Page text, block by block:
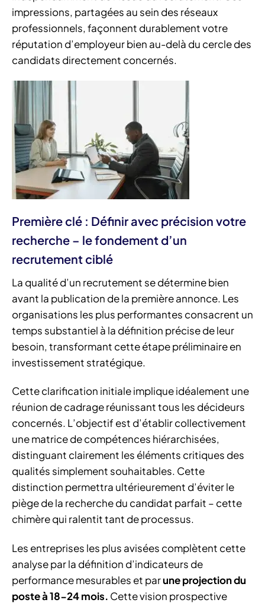
impressions, partagées au sein des réseaux
professionnels, façonnent durablement votre
réputation d’employeur bien au-delà du cercle des
candidats directement concernés.
Première clé : Définir avec précision votre
recherche – le fondement d’un
recrutement ciblé
La qualité d’un recrutement se détermine bien
avant la publication de la première annonce. Les
organisations les plus performantes consacrent un
temps substantiel à la définition précise de leur
besoin, transformant cette étape préliminaire en
investissement stratégique.
Cette clarification initiale implique idéalement une
réunion de cadrage réunissant tous les décideurs
concernés. L’objectif est d’établir collectivement
une matrice de compétences hiérarchisées,
distinguant clairement les éléments critiques des
qualités simplement souhaitables. Cette
distinction permettra ultérieurement d’éviter le
piège de la recherche du candidat parfait – cette
chimère qui ralentit tant de processus.
Les entreprises les plus avisées complètent cette
analyse par la définition d’indicateurs de
performance mesurables et parune projection du
poste à 18-24 mois. Cette vision prospective